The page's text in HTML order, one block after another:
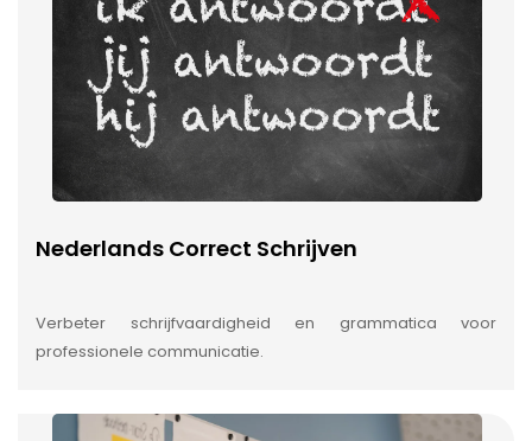
Nederlands Correct Schrijven
Verbeter schrijfvaardigheid en grammatica voor
professionele communicatie.